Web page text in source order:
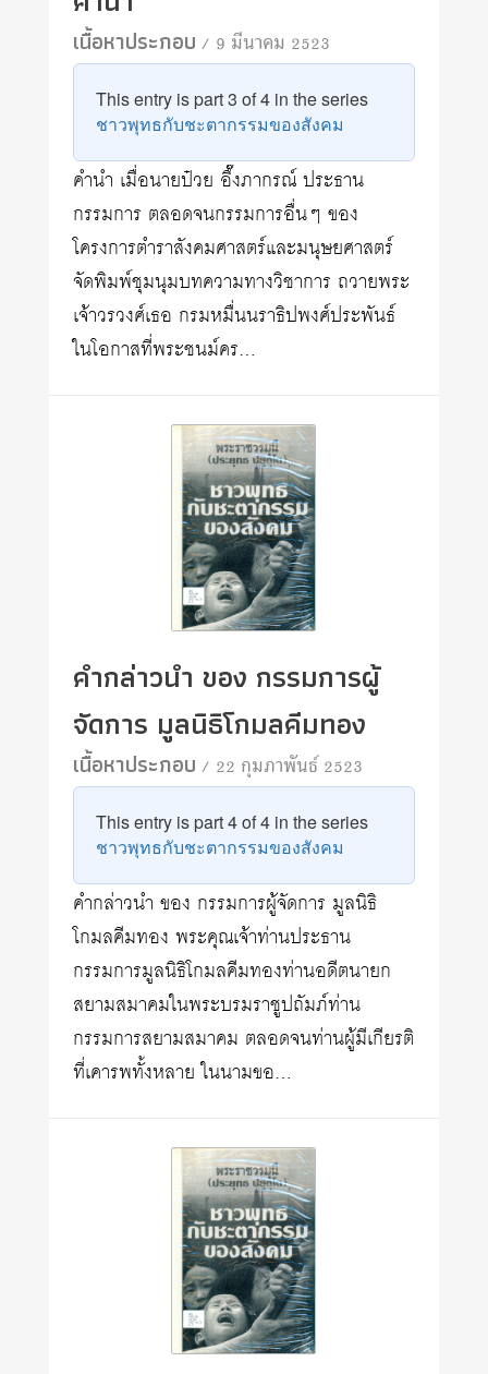
เนื้อหาประกอบ/ 9 มีนาคม 2523
This entry is part 3 of 4 in the series
ชาวพุทธกับชะตากรรมของสังคม
คำนำ เมื่อนายป๋วย อึ๊งภากรณ์ ประธาน
กรรมการ ตลอดจนกรรมการอื่นๆ ของ
โครงการตำราสังคมศาสตร์และมนุษยศาสตร์
จัดพิมพ์ชุมนุมบทความทางวิชาการ ถวายพระ
เจ้าวรวงศ์เธอ กรมหมื่นนราธิปพงศ์ประพันธ์
ในโอกาสที่พระชนม์คร…
คำกล่าวนำ ของ กรรมการผู้
จัดการ มูลนิธิโกมลคีมทอง
เนื้อหาประกอบ/ 22 กุมภาพันธ์ 2523
This entry is part 4 of 4 in the series
ชาวพุทธกับชะตากรรมของสังคม
คำกล่าวนำ ของ กรรมการผู้จัดการ มูลนิธิ
โกมลคีมทอง พระคุณเจ้าท่านประธาน
กรรมการมูลนิธิโกมลคีมทองท่านอดีตนายก
สยามสมาคมในพระบรมราชูปถัมภ์ท่าน
กรรมการสยามสมาคม ตลอดจนท่านผู้มีเกียรติ
ที่เคารพทั้งหลาย ในนามขอ…